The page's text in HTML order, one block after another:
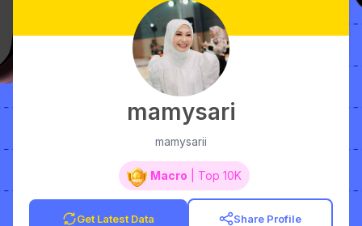
mamysari
mamysarii
Macro | Top 10K
Get Latest Data Share Profile